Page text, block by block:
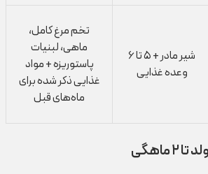
شیر مادر + ۵ تا ۶
وعده غذایی
تخم مرغ کامل،
ماهی، لبنیات
پاستوریزه + مواد
غذایی ذکر شده برای
ماه‌های قبل
ماهگی